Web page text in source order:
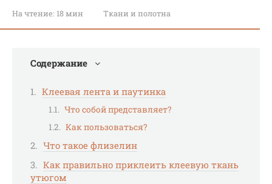
На чтение: 18 мин Ткани и полотна
Содержание
Клеевая лента и паутинка
Что собой представляет?
Как пользоваться?
Что такое флизелин
Как правильно приклеить клеевую ткань
утюгом